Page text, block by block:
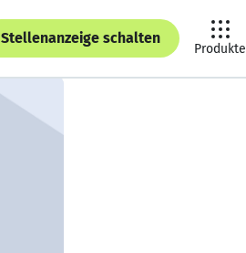
Stellenanzeige schalten
Produkte